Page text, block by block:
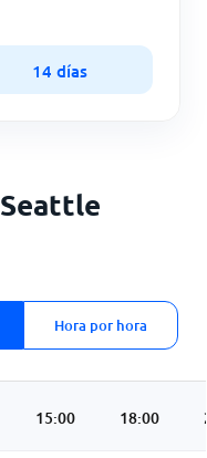
14 días
Hora por hora
15:00 18:00